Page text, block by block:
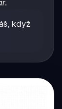
.
když